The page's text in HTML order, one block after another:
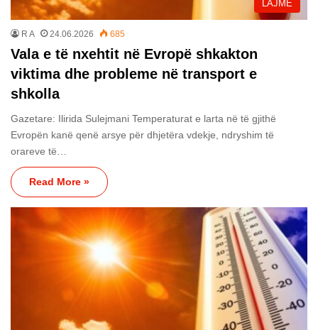
LAJME
R A 24.06.2026 685
Vala e të nxehtit në Evropë shkakton
viktima dhe probleme në transport e
shkolla
Gazetare: Ilirida Sulejmani Temperaturat e larta në të gjithë
Evropën kanë qenë arsye për dhjetëra vdekje, ndryshim të
orareve të…
Read More »